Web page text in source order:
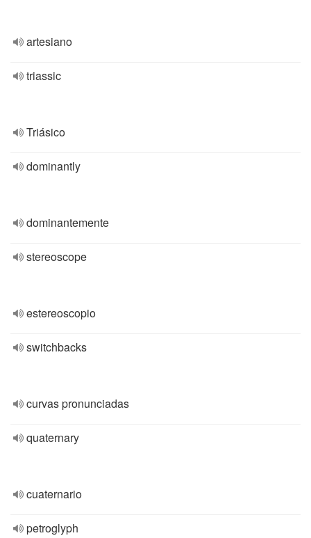
artesiano
triassic
Triásico
dominantly
dominantemente
stereoscope
estereoscopio
switchbacks
curvas pronunciadas
quaternary
cuaternario
petroglyph